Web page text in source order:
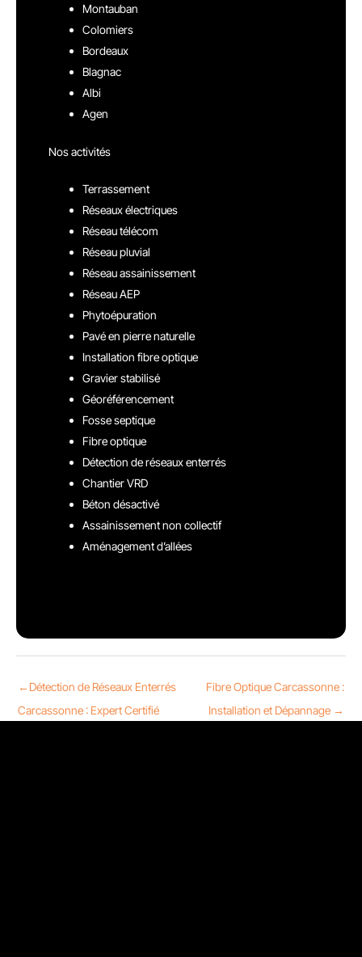
Montauban
Colomiers
Bordeaux
Blagnac
Albi
Agen
Nos activités
Terrassement
Réseaux électriques
Réseau télécom
Réseau pluvial
Réseau assainissement
Réseau AEP
Phytoépuration
Pavé en pierre naturelle
Installation fibre optique
Gravier stabilisé
Géoréférencement
Fosse septique
Fibre optique
Détection de réseaux enterrés
Chantier VRD
Béton désactivé
Assainissement non collectif
Aménagement d’allées
←Détection de Réseaux Enterrés
Carcassonne : Expert Certifié
Fibre Optique Carcassonne :
Installation et Dépannage →